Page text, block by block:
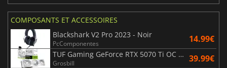
COMPOSANTS ET ACCESSOIRES
Blackshark V2 Pro 2023 - Noir
PcComponentes 14.99€
TUF Gaming GeForce RTX 5070 Ti OC White Edition 16GB
Grosbill 39.99€